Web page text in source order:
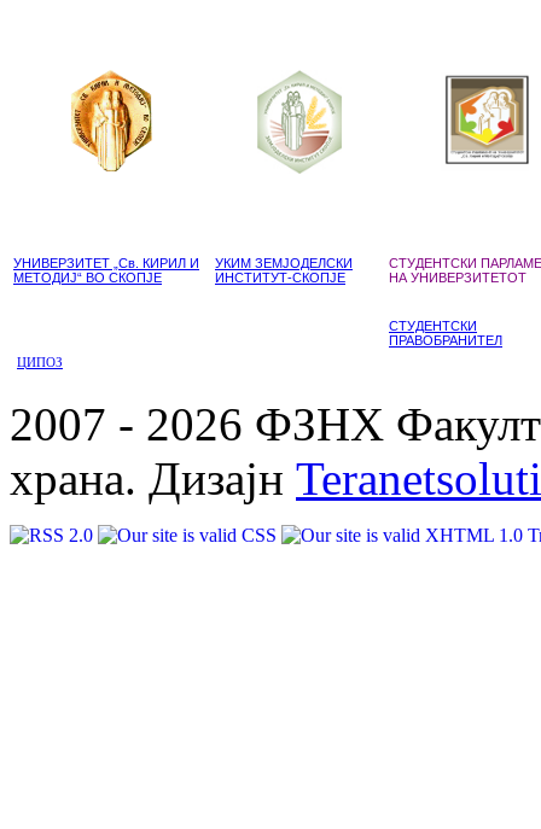
УНИВЕРЗИТЕТ „Св. КИРИЛ И
МЕТОДИЈ“ ВО СКОПЈЕ
УКИМ ЗЕМЈОДЕЛСКИ
ИНСТИТУТ-СКОПЈЕ
СТУДЕНТСКИ
НА УНИВЕРЗИТЕТОТ
СТУДЕНТСКИ
ПРАВОБРАНИТЕЛ
ЦИПОЗ
2007 - 2026 ФЗНХ
храна. Дизајн